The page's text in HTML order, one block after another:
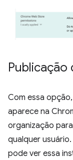
Publicação
Com essa
aparece na
organização
qualquer
pode ver essa